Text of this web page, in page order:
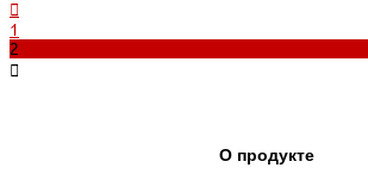
1
2
О продукте